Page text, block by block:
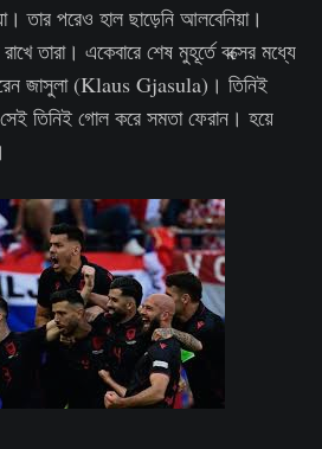
তার পরেও হাল ছাড়েনি আলবেনিয়া।
তারা। একেবারে শেষ মুহূর্তে বক্সের মধ্যে
জাসুলা (Klaus Gjasula)। তিনিই
তিনিই গোল করে সমতা ফেরান। হয়ে